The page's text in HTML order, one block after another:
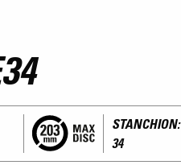
STANCHION:
34